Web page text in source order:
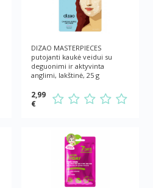
DIZAO MASTERPIECES
putojanti kaukė veidui su
deguonimi ir aktyvinta
anglimi, lakštinė, 25 g
2,99
€